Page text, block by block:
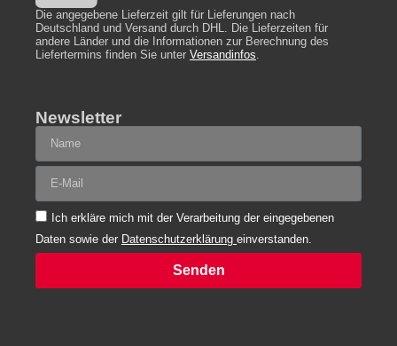
Die angegebene Lieferzeit gilt für Lieferungen nach
Deutschland und Versand durch DHL. Die Lieferzeiten für
andere Länder und die Informationen zur Berechnung des
Liefertermins finden Sie unter Versandinfos
Newsletter
Ich erkläre mich mit der Verarbeitung der eingegebenen
Daten sowie der Datenschutzerklärung einverstanden.
Senden